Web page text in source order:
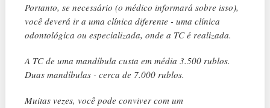
Portanto, se necessário (o médico informará sobre isso),
você deverá ir a uma clínica diferente - uma clínica
odontológica ou especializada, onde a TC é realizada.
A TC de uma mandíbula custa em média 3.500 rublos.
Duas mandíbulas - cerca de 7.000 rublos.
Muitas vezes, você pode conviver com um